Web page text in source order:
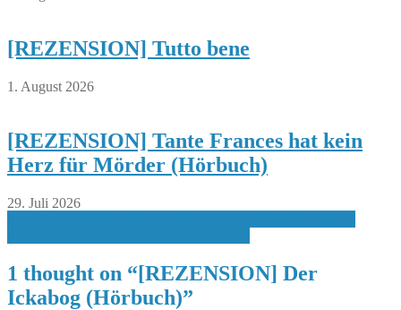
[REZENSION] Tutto bene
1. August 2026
[REZENSION] Tante Frances hat kein
Herz für Mörder (Hörbuch)
29. Juli 2026
1 thought on “[REZENSION] Der
Ickabog (Hörbuch)”